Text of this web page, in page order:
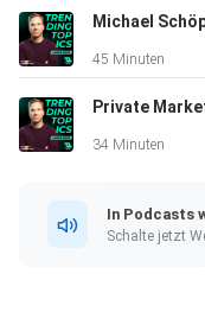
45 Minuten
34 Minuten
In Podcasts
Schalte jetzt